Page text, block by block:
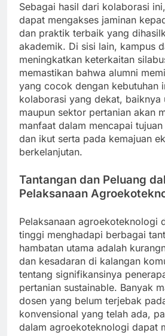
Sebagai hasil dari kolaborasi
dapat mengakses jaminan
dan praktik terbaik yang
akademik. Di sisi lain, kampus
meningkatkan keterkaitan
memastikan bahwa alumni
yang cocok dengan kebutuhan
kolaborasi yang dekat, baiknya
maupun sektor pertanian akan
manfaat dalam mencapai
dan ikut serta pada kemajuan
berkelanjutan.
Tantangan dan Peluang
Pelaksanaan
Pelaksanaan agroekoteknologi
tinggi menghadapi berbagai
hambatan utama adalah
dan kesadaran di kalangan
tentang signifikansinya
pertanian sustainable. Banyak
dosen yang belum terjebak
konvensional yang telah ada,
dalam agroekoteknologi dapat